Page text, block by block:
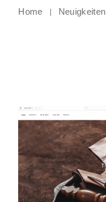
Home Neuigkeiten